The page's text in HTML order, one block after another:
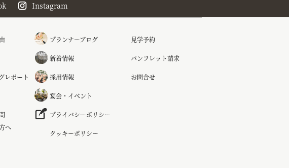
Instagram
レポート
へ
プランナーブログ
新着情報
採用情報
宴会・イベント
プライバシーポリシー
クッキーポリシー
見学予約
パンフレット請求
お問合せ